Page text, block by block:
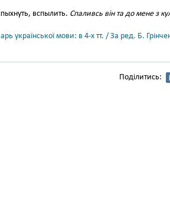
вспылить. Спаливсь він та до мене з
української мови: в 4-х тт. / За ред. Б.
Поділитись: